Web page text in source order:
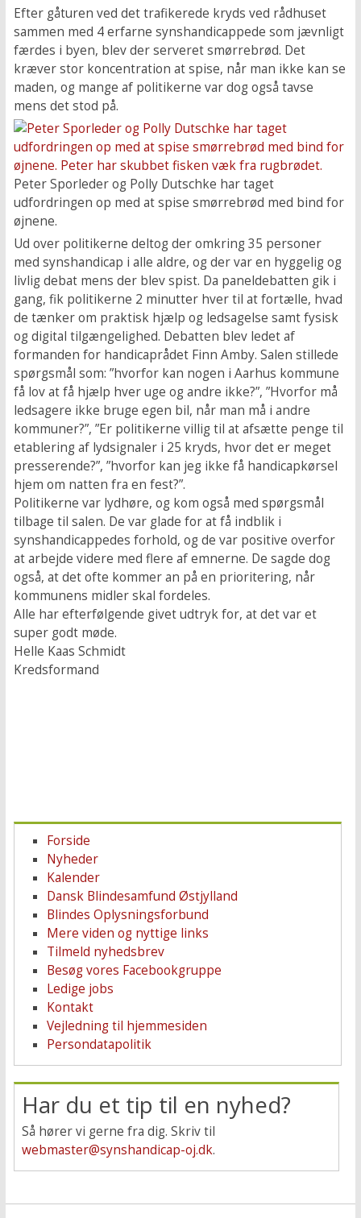
Efter gåturen ved det trafikerede kryds ved rådhuset
sammen med 4 erfarne synshandicappede som jævnligt
færdes i byen, blev der serveret smørrebrød. Det
kræver stor koncentration at spise, når man ikke kan se
maden, og mange af politikerne var dog også tavse
mens det stod på.
Peter Sporleder og Polly Dutschke har taget
udfordringen op med at spise smørrebrød med bind for
øjnene.
Ud over politikerne deltog der omkring 35 personer
med synshandicap i alle aldre, og der var en hyggelig og
livlig debat mens der blev spist. Da paneldebatten gik i
gang, fik politikerne 2 minutter hver til at fortælle, hvad
de tænker om praktisk hjælp og ledsagelse samt fysisk
og digital tilgængelighed. Debatten blev ledet af
formanden for handicaprådet Finn Amby. Salen stillede
spørgsmål som: ”hvorfor kan nogen i Aarhus kommune
få lov at få hjælp hver uge og andre ikke?”, ”Hvorfor må
ledsagere ikke bruge egen bil, når man må i andre
kommuner?”, ”Er politikerne villig til at afsætte penge til
etablering af lydsignaler i 25 kryds, hvor det er meget
presserende?”, ”hvorfor kan jeg ikke få handicapkørsel
hjem om natten fra en fest?”.
Politikerne var lydhøre, og kom også med spørgsmål
tilbage til salen. De var glade for at få indblik i
synshandicappedes forhold, og de var positive overfor
at arbejde videre med flere af emnerne. De sagde dog
også, at det ofte kommer an på en prioritering, når
kommunens midler skal fordeles.
Alle har efterfølgende givet udtryk for, at det var et
super godt møde.
Helle Kaas Schmidt
Kredsformand
Forside
Nyheder
Kalender
Dansk Blindesamfund Østjylland
Blindes Oplysningsforbund
Mere viden og nyttige links
Tilmeld nyhedsbrev
Besøg vores Facebookgruppe
Ledige jobs
Kontakt
Vejledning til hjemmesiden
Persondatapolitik
Har du et tip til en nyhed?
Så hører vi gerne fra dig. Skriv til
webmaster@synshandicap-oj.dk.